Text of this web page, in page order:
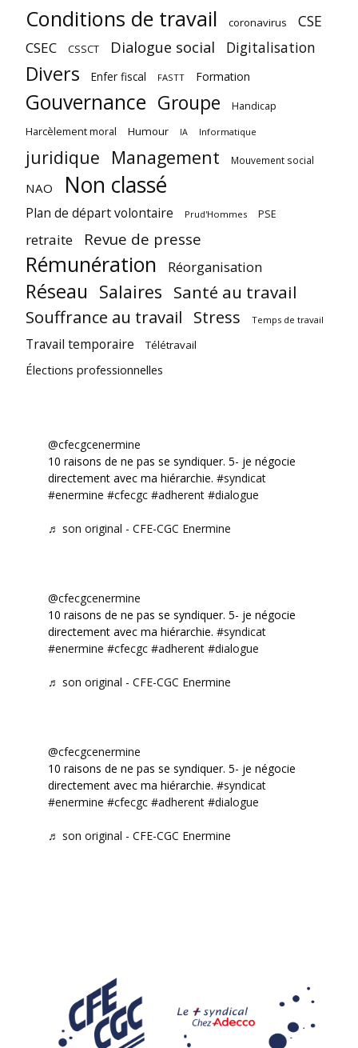
Conditions de travail coronavirus CSE
CSEC CSSCT Dialogue social Digitalisation
Divers Enfer fiscal FASTT Formation
Gouvernance Groupe Handicap
Harcèlement moral Humour IA Informatique
juridique Management Mouvement social
NAO Non classé
Plan de départ volontaire Prud'Hommes PSE
retraite Revue de presse
Rémunération Réorganisation
Réseau Salaires Santé au travail
Souffrance au travail Stress Temps de travail
Travail temporaire Télétravail
Élections professionnelles
@cfecgcenermine
10 raisons de ne pas se syndiquer. 5- je négocie
directement avec ma hiérarchie. #syndicat
#enermine #cfecgc #adherent #dialogue
♬ son original - CFE-CGC Enermine
@cfecgcenermine
10 raisons de ne pas se syndiquer. 5- je négocie
directement avec ma hiérarchie. #syndicat
#enermine #cfecgc #adherent #dialogue
♬ son original - CFE-CGC Enermine
@cfecgcenermine
10 raisons de ne pas se syndiquer. 5- je négocie
directement avec ma hiérarchie. #syndicat
#enermine #cfecgc #adherent #dialogue
♬ son original - CFE-CGC Enermine